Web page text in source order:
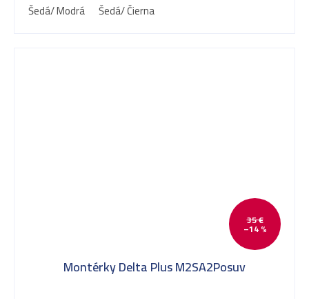
Šedá/ Modrá
Šedá/ Čierna
35 €
–14 %
Montérky Delta Plus M2SA2Posuv